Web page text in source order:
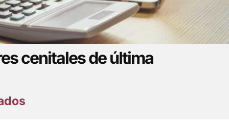
cenitales de última